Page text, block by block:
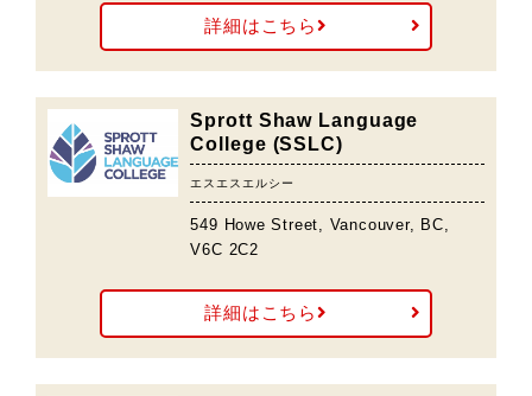
詳細はこちら
Sprott Shaw Language
College (SSLC)
エスエスエルシー
549 Howe Street, Vancouver, BC,
V6C 2C2
詳細はこちら